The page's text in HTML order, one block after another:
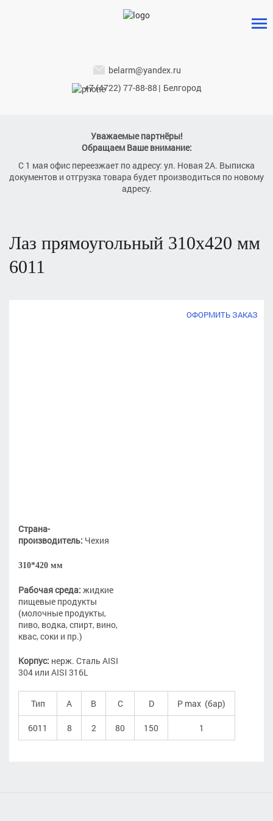
belarm@yandex.ru
+7 (4722) 77-88-88 | Белгород
Уважаемые партнёры!
Обращаем Ваше внимание:
С 1 мая офис переезжает по адресу: ул. Новая 2А. Выписка
документов и отгрузка товара будет производиться по новому
адресу.
лаз прямоугольный 310х420 мм
6011
ОФОРМИТЬ ЗАКАЗ
Страна-
производитель: Чехия
310*420 мм
Рабочая среда: жидкие
пищевые продукты
(молочные продукты,
пиво, водка, спирт, вино,
квас, соки и пр.)
Корпус: нерж. Сталь AISI
304 или AISI 316L
Тип A B C D P max (бар)
6011 8 2 80 150 1